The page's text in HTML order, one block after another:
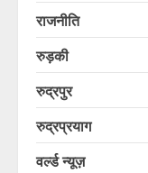
राजनीति
रुड़की
रुद्रपुर
रुद्रप्रयाग
वर्ल्ड न्यूज़